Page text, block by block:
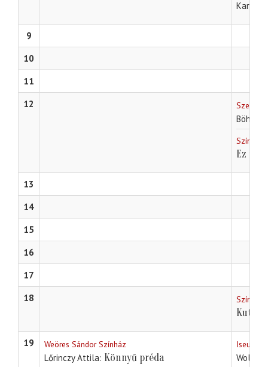
9
10
11
12
Szegedi
Böhm
Színházi
Ez
13
14
15
16
17
18
Színházi
19 Weöres Sándor Színház
Lőrinczy Attila Könnyű préda
Iseumi